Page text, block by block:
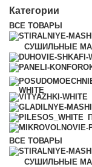
Категории
ВСЕ ТОВАРЫ
СУШИЛЬНЫЕ
ВСЕ ТОВАРЫ
СУШИЛЬНЫЕ